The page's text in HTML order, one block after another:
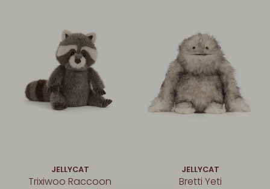
JELLYCAT
Trixiwoo Raccoon
JELLYCAT
Bretti Yeti